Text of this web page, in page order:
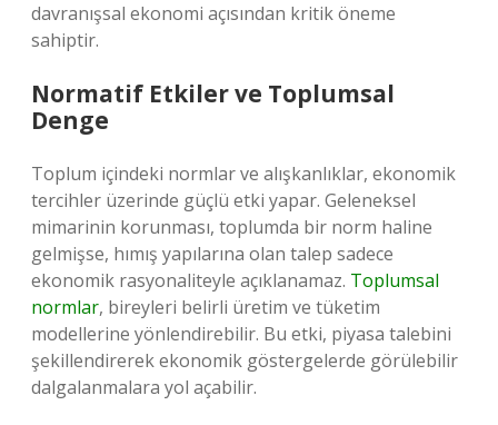
davranışsal ekonomi açısından kritik öneme
sahiptir.
Normatif Etkiler ve Toplumsal
Denge
Toplum içindeki normlar ve alışkanlıklar, ekonomik
tercihler üzerinde güçlü etki yapar. Geleneksel
mimarinin korunması, toplumda bir norm haline
gelmişse, hımış yapılarına olan talep sadece
ekonomik rasyonaliteyle açıklanamaz. Toplumsal
normlar, bireyleri belirli üretim ve tüketim
modellerine yönlendirebilir. Bu etki, piyasa talebini
şekillendirerek ekonomik göstergelerde görülebilir
dalgalanmalara yol açabilir.